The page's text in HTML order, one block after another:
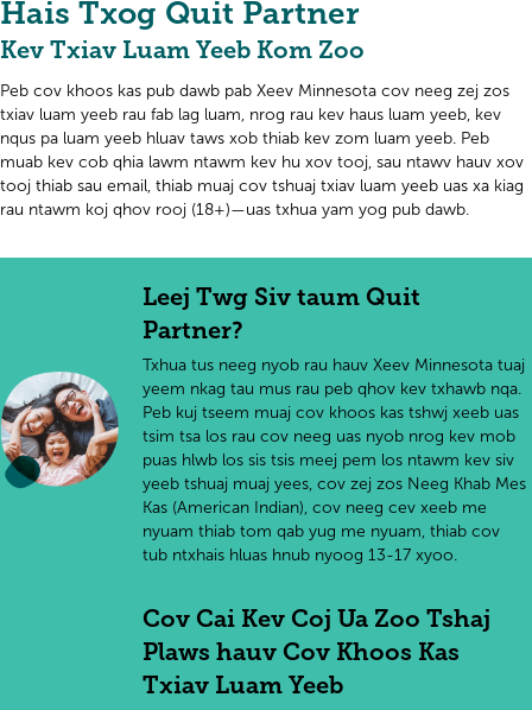
Hais Txog Quit Partner
Kev Txiav Luam Yeeb Kom Zoo
Peb cov khoos kas pub dawb pab Xeev Minnesota cov neeg zej zos
txiav luam yeeb rau fab lag luam, nrog rau kev haus luam yeeb, kev
nqus pa luam yeeb hluav taws xob thiab kev zom luam yeeb. Peb
muab kev cob qhia lawm ntawm kev hu xov tooj, sau ntawv hauv xov
tooj thiab sau email, thiab muaj cov tshuaj txiav luam yeeb uas xa kiag
rau ntawm koj qhov rooj (18+)—uas txhua yam yog pub dawb.
Leej Twg Siv taum Quit
Partner?
Txhua tus neeg nyob rau hauv Xeev Minnesota tuaj
yeem nkag tau mus rau peb qhov kev txhawb nqa.
Peb kuj tseem muaj cov khoos kas tshwj xeeb uas
tsim tsa los rau cov neeg uas nyob nrog kev mob
puas hlwb los sis tsis meej pem los ntawm kev siv
yeeb tshuaj muaj yees, cov zej zos Neeg Khab Mes
Kas (American Indian), cov neeg cev xeeb me
nyuam thiab tom qab yug me nyuam, thiab cov
tub ntxhais hluas hnub nyoog 13-17 xyoo.
Cov Cai Kev Coj Ua Zoo Tshaj
Plaws hauv Cov Khoos Kas
Txiav Luam Yeeb